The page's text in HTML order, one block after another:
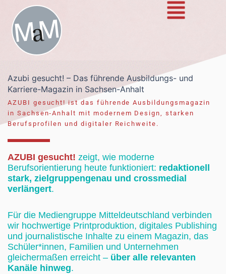
Inhalt
springen
Azubi gesucht! – Das führende Ausbildungs- und
Karriere-Magazin in Sachsen-Anhalt
AZUBI gesucht! ist das führende Ausbildungsmagazin
in Sachsen‑Anhalt mit modernem Design, starken
Berufsprofilen und digitaler Reichweite.
AZUBI gesucht! zeigt, wie moderne
Berufsorientierung heute funktioniert: redaktionell
stark, zielgruppengenau und crossmedial
verlängert.
Für die Mediengruppe Mitteldeutschland verbinden
wir hochwertige Printproduktion, digitales Publishing
und journalistische Inhalte zu einem Magazin, das
Schüler*innen, Familien und Unternehmen
gleichermaßen erreicht – über alle relevanten
Kanäle hinweg.